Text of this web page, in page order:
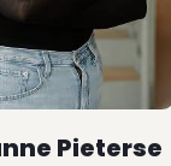
Pieterse